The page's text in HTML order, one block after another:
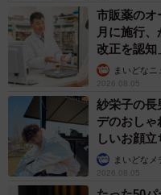
市販薬のオ
月に施行
改正を認知
まいどなニ
2026.08.05
紗栄子の
デのおし
しいお顔
で学ぶまいどなメ
2026.08.05